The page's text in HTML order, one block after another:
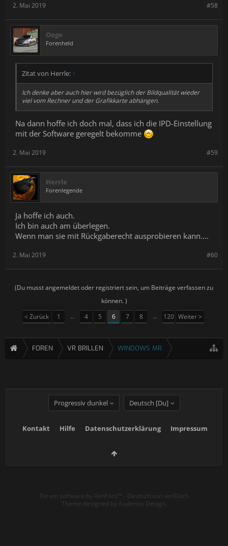
#58
2. Mai 2019
Oege
Forenheld
Zitat von Herrle: ↑
Ich denke aber auch hier wird bezüglich der Bildqualität wieder
viel vom Rechner und der Grafikkarte abhängen.
Na dann hoffe ich doch mal, dass ich die IPD-Einstellung
mit der Software geregelt bekomme
#59
2. Mai 2019
Herrle
Forenlegende
Ja hoffe ich auch.
Ich bin auch am überlegen.
Wenn man sie mit Rückgaberecht ausprobieren kann....
#60
2. Mai 2019
(Du musst angemeldet oder registriert sein, um Beiträge verfassen zu
können. )
< Zurück
1 ← 4 5 6 7 8 → 120 Weiter >
FOREN VR BRILLEN WINDOWS MR
Progressiv dunkel Deutsch [Du]
Kontakt Hilfe Datenschutzerklärung Impressum
Forum software by XenForo™ - Deutsch von xenDach
Theme designed by Audentio Design.